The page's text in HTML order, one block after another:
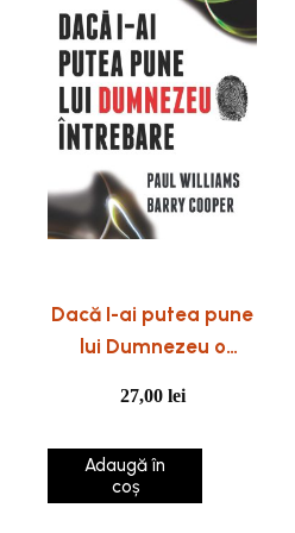
Dacă I-ai putea pune
lui Dumnezeu o
27,00 lei
Adaugă în
coș